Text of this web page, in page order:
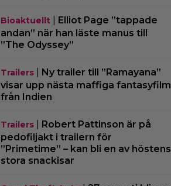
Bioaktuellt| Elliot Page ”tappade
andan” när han läste manus till
”The Odyssey”
Trailers| Ny trailer till ”Ramayana”
visar upp nästa maffiga fantasyfilm
från Indien
Trailers| Robert Pattinson är på
pedofiljakt i trailern för
”Primetime” – kan bli en av höstens
stora snackisar